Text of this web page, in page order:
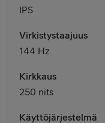
IPS
Virkistystaajuus
144 Hz
Kirkkaus
250 nits
Käyttöjärjestelmä